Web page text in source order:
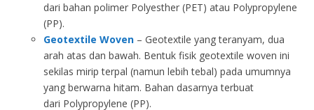
dari bahan polimer Polyesther (PET) atau Polypropylene
(PP).
Geotextile Woven – Geotextile yang teranyam, dua
arah atas dan bawah. Bentuk fisik geotextile woven ini
sekilas mirip terpal (namun lebih tebal) pada umumnya
yang berwarna hitam. Bahan dasarnya terbuat
dari Polypropylene (PP).